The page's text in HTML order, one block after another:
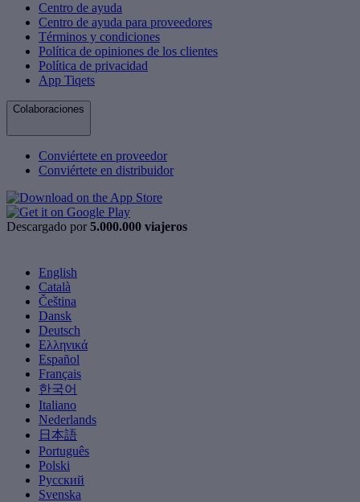
Centro de ayuda
Centro de ayuda para proveedores
Términos y condiciones
Política de opiniones de los clientes
Política de privacidad
App Tiqets
Colaboraciones
Conviértete en proveedor
Conviértete en distribuidor
Descargado por 5.000.000 viajeros
English
Català
Čeština
Dansk
Deutsch
Ελληνικά
Español
Français
한국어
Italiano
Nederlands
日本語
Português
Polski
Русский
Svenska